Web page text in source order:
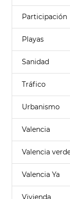
Participación
Playas
Sanidad
Tráfico
Urbanismo
Valencia
Valencia
Valencia Ya
Vivienda